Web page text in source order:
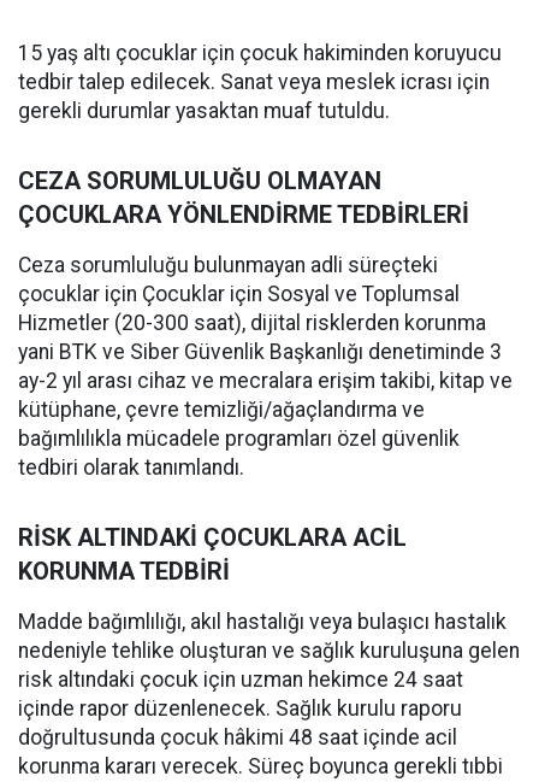
15 yaş altı çocuklar için çocuk hakiminden koruyucu
tedbir talep edilecek. Sanat veya meslek icrası için
gerekli durumlar yasaktan muaf tutuldu.
CEZA SORUMLULUĞU OLMAYAN
ÇOCUKLARA YÖNLENDİRME TEDBİRLERİ
Ceza sorumluluğu bulunmayan adli süreçteki
çocuklar için Çocuklar için Sosyal ve Toplumsal
Hizmetler (20-300 saat), dijital risklerden korunma
yani BTK ve Siber Güvenlik Başkanlığı denetiminde 3
ay-2 yıl arası cihaz ve mecralara erişim takibi, kitap ve
kütüphane, çevre temizliği/ağaçlandırma ve
bağımlılıkla mücadele programları özel güvenlik
tedbiri olarak tanımlandı.
RİSK ALTINDAKİ ÇOCUKLARA ACİL
KORUNMA TEDBİRİ
Madde bağımlılığı, akıl hastalığı veya bulaşıcı hastalık
nedeniyle tehlike oluşturan ve sağlık kuruluşuna gelen
risk altındaki çocuk için uzman hekimce 24 saat
içinde rapor düzenlenecek. Sağlık kurulu raporu
doğrultusunda çocuk hâkimi 48 saat içinde acil
korunma kararı verecek. Süreç boyunca gerekli tıbbi